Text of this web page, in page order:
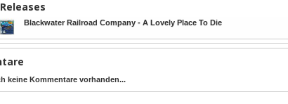
Blackwater Railroad Company - A Lovely Place To Die
keine Kommentare vorhanden...